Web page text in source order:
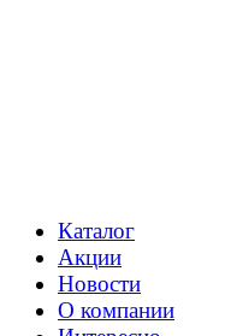
Каталог
Акции
Новости
О компании